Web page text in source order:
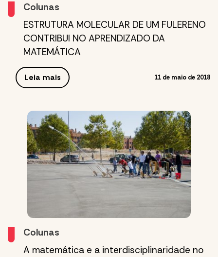
Colunas
ESTRUTURA MOLECULAR DE UM FULERENO
CONTRIBUI NO APRENDIZADO DA
MATEMÁTICA
Leia mais 11 de maio de 2018
Colunas
A matemática e a interdisciplinaridade no